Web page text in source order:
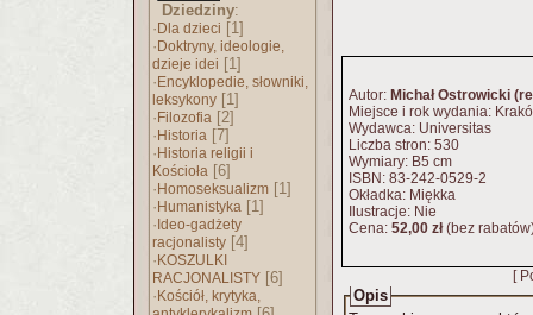
Dziedziny:
· Dla dzieci [1]
· Doktryny, ideologie,
dzieje idei [1]
· Encyklopedie, słowniki,
leksykony [1]
· Filozofia [2]
· Historia [7]
· Historia religii i
Kościoła [6]
· Homoseksualizm [1]
· Humanistyka [1]
· Ideo-gadżety
racjonalisty [4]
· KOSZULKI
RACJONALISTY [6]
· Kościół, krytyka,
Autor: Michał Ostrowicki
Miejsce i rok wydania:
Wydawca: Universitas
Liczba stron: 530
Wymiary: B5 cm
ISBN: 83-242-0529-2
Okładka: Miękka
Ilustracje: Nie
Cena: 52,00 zł(bez
[
Opis